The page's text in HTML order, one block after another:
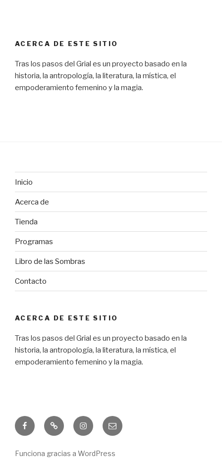
ACERCA DE ESTE SITIO
Tras los pasos del Grial es un proyecto basado en la
historia, la antropología, la literatura, la mística, el
empoderamiento femenino y la magia.
Inicio
Acerca de
Tienda
Programas
Libro de las Sombras
Contacto
ACERCA DE ESTE SITIO
Tras los pasos del Grial es un proyecto basado en la
historia, la antropología, la literatura, la mística, el
empoderamiento femenino y la magia.
FacebookFreebie InstagramCorreo
electrónico
Funciona gracias a WordPress